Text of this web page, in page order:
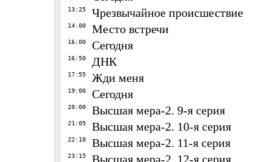
13:25 Чрезвычайное происшествие
14:00 Место встречи
16:00 Сегодня
16:50 ДНК
17:55 Жди меня
19:00 Сегодня
20:00 Высшая мера-2. 9-я серия
21:05 Высшая мера-2. 10-я серия
22:10 Высшая мера-2. 11-я серия
23:15 Высшая мера-2. 12-я серия